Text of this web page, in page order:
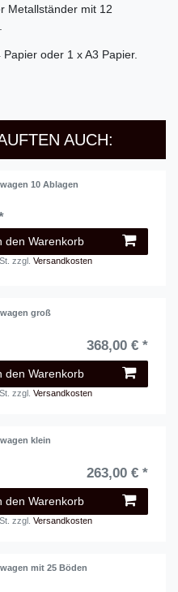
Metallständer mit 12
oder 1 x A3 Papier.
AUCH:
10 Ablagen
den Warenkorb
zzgl.Versandkosten
groß
368,00 € *
den Warenkorb
zzgl.Versandkosten
klein
263,00 € *
den Warenkorb
zzgl.Versandkosten
mit 25 Böden